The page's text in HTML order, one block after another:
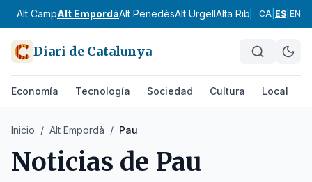
Alt CampAlt EmpordàAlt PenedèsAlt UrgellAlta RibagorçaAnoia
CA ES EN
Diari de Catalunya
Economía Tecnología Sociedad Cultura Local
Inicio / Alt Empordà / Pau
Noticias de Pau